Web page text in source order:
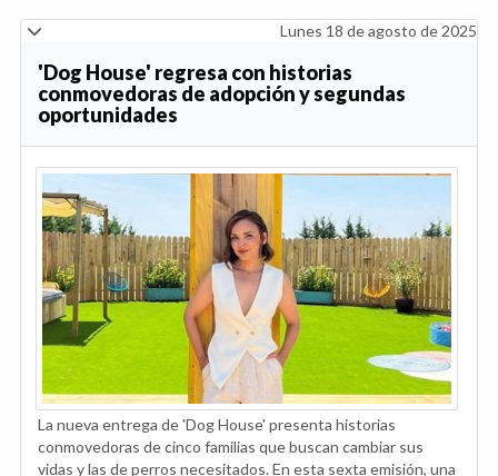
Lunes 18 de agosto de 2025
'Dog House' regresa con historias
conmovedoras de adopción y segundas
oportunidades
La nueva entrega de 'Dog House' presenta historias
conmovedoras de cinco familias que buscan cambiar sus
vidas y las de perros necesitados. En esta sexta emisión, una